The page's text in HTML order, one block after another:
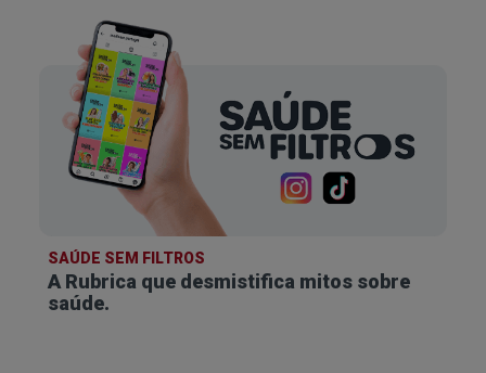
SAÚDE SEM FILTROS
A Rubrica que desmistifica mitos sobre
saúde.